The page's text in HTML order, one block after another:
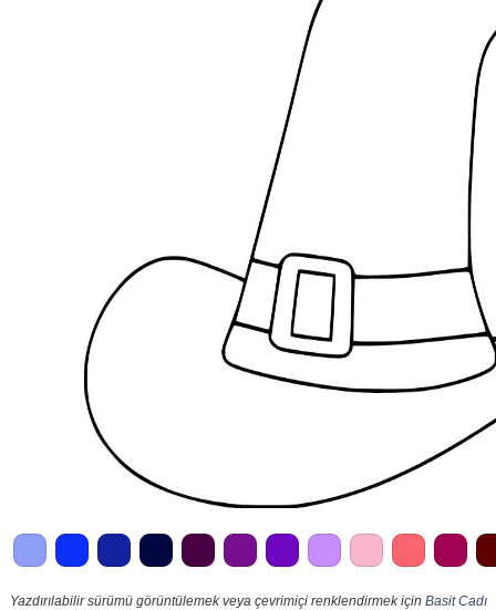
Yazdırılabilir sürümü görüntülemek veya çevrimiçi renklendirmek için Basit Cadı